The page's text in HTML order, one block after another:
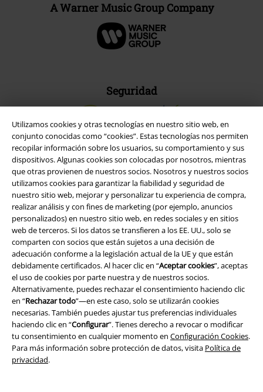
Utilizamos cookies y otras tecnologías en nuestro sitio web, en
conjunto conocidas como “cookies”. Estas tecnologías nos permiten
recopilar información sobre los usuarios, su comportamiento y sus
dispositivos. Algunas cookies son colocadas por nosotros, mientras
que otras provienen de nuestros socios. Nosotros y nuestros socios
utilizamos cookies para garantizar la fiabilidad y seguridad de
nuestro sitio web, mejorar y personalizar tu experiencia de compra,
realizar análisis y con fines de marketing (por ejemplo, anuncios
personalizados) en nuestro sitio web, en redes sociales y en sitios
web de terceros. Si los datos se transfieren a los EE. UU., solo se
comparten con socios que están sujetos a una decisión de
adecuación conforme a la legislación actual de la UE y que están
debidamente certificados. Al hacer clic en “Aceptar cookies”, aceptas
el uso de cookies por parte nuestra y de nuestros socios.
Alternativamente, puedes rechazar el consentimiento haciendo clic
en “Rechazar todo”—en este caso, solo se utilizarán cookies
necesarias. También puedes ajustar tus preferencias individuales
haciendo clic en “Configurar”. Tienes derecho a revocar o modificar
tu consentimiento en cualquier momento en Configuración Cookies.
Para más información sobre protección de datos, visita Política de
privacidad.
A Warner Music Group Company
Seguridad
Legal
Términos y Condiciones
Aviso Legal
Ley protección de datos
Eliminación de residuos y protección del medioambiente